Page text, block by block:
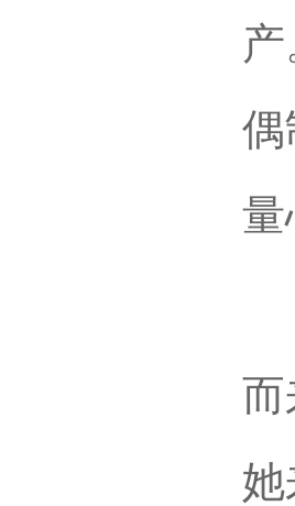
偶
量
而